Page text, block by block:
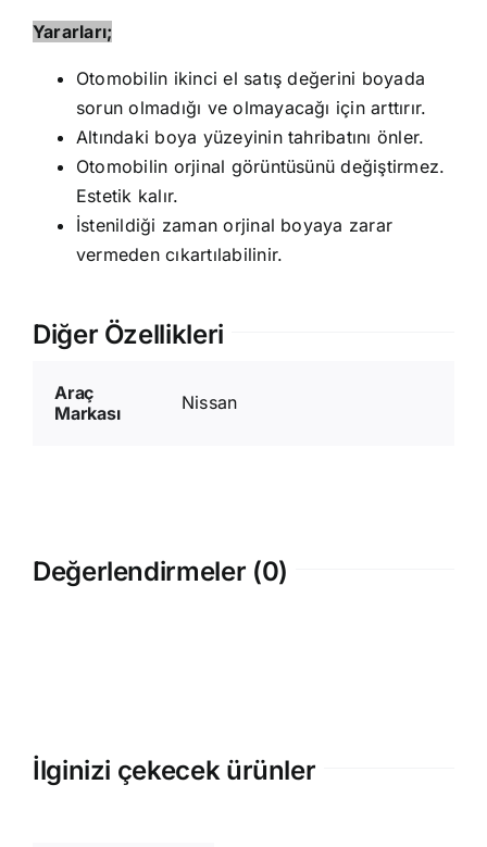
Yararları;
Otomobilin ikinci el satış değerini boyada
sorun olmadığı ve olmayacağı için arttırır.
Altındaki boya yüzeyinin tahribatını önler.
Otomobilin orjinal görüntüsünü değiştirmez.
Estetik kalır.
İstenildiği zaman orjinal boyaya zarar
vermeden cıkartılabilinir.
Diğer Özellikleri
Araç
Markası
Nissan
Değerlendirmeler (0)
İlginizi çekecek ürünler